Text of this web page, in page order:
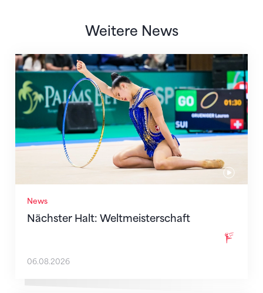
Weitere News
News
Nächster Halt: Weltmeisterschaft
Nächster Halt: Weltmeisterschaft
06.08.2026